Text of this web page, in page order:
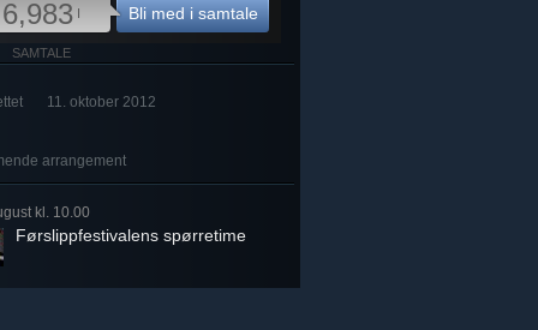
6,983 I
SAMTALE
Bli med i samtale
11. oktober 2012
arrangement
kl. 10.00
Førslippfestivalens spørretime